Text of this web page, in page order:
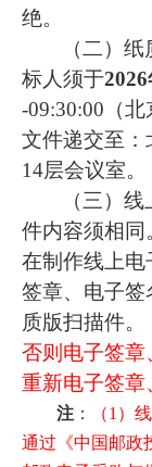
绝。
（二）
标人须于2026
-09:30:00（
文件递交至
14层会议室。
（三）
件内容须相同
在制作线上电
签章、电子签
质版扫描件。
否则电子签
重新电子签章
注 ：
（1）
通过《中国邮政